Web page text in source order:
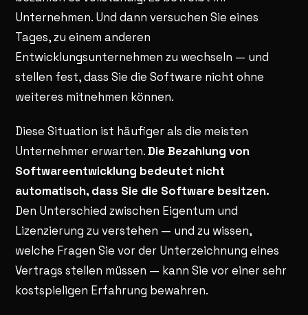
Unternehmen. Und dann versuchen Sie eines
Tages, zu einem anderen
Entwicklungsunternehmen zu wechseln — und
stellen fest, dass Sie die Software nicht ohne
weiteres mitnehmen können.
Diese Situation ist häufiger als die meisten
Unternehmer erwarten.Die Bezahlung von
Softwareentwicklung bedeutet nicht
automatisch, dass Sie die Software besitzen.
Den Unterschied zwischen Eigentum und
Lizenzierung zu verstehen — und zu wissen,
welche Fragen Sie vor der Unterzeichnung eines
Vertrags stellen müssen — kann Sie vor einer sehr
kostspieligen Erfahrung bewahren.